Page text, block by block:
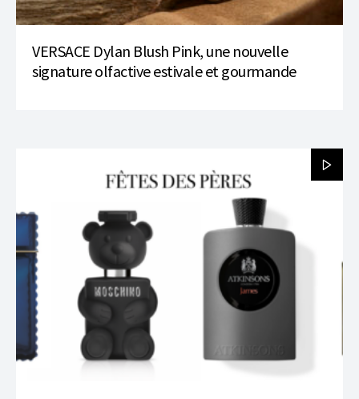
VERSACE Dylan Blush Pink, une nouvelle
signature olfactive estivale et gourmande